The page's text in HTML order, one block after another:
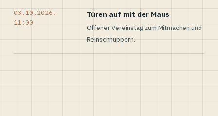
03.10.2026,
11:00
Türen auf mit der Maus
Offener Vereinstag zum Mitmachen und
Reinschnuppern.